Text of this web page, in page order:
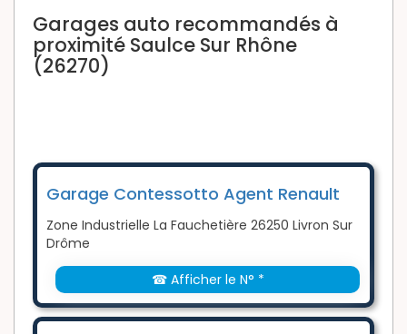
Garages auto recommandés à
proximité Saulce Sur Rhône
(26270)
Garage Contessotto Agent Renault
Zone Industrielle La Fauchetière 26250 Livron Sur
Drôme
☎ Afficher le N° *